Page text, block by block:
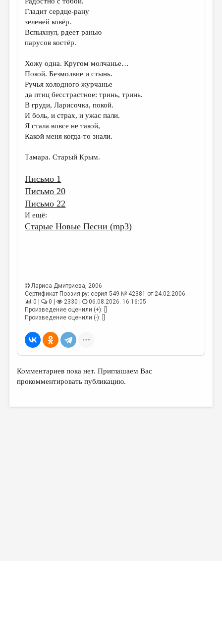
ЛИТЕРАТУРОВЕДЕНИЕ
КУЛЬТУРОВЕДЕНИЕ
ПУБЛИЦИСТИКА
РЕЦЕНЗИРОВАНИЕ
ЦИКЛЫ ПУБЛИКАЦИЙ
ТРЕДИАКОВСКИЙ
МЕДИА
ВКОНТАКТЕ
Гладит сердце-рану
зеленей ковёр.
Вспыхнул, рдеет ранью
парусов костёр.
Хожу одна. Кругом молчанье…
Покой. Безмолвие и стынь.
Ручья холодного журчанье
да птиц бесстрастное: тринь, тринь.
В груди, Ларисочка, покой.
И боль, и страх, и ужас пали.
Я стала вовсе не такой,
Какой меня когда-то знали.
Тамара. Старый Крым.
Письмо 1
Письмо 20
Письмо 22
И ещё:
Старые Новые Песни (mp3)
Лариса Дмитриева, 2006
Сертификат Поэзия.ру: серия 549 № 42381 от 24.02.2006
0 |
0 | 2330 |
06.08.2026. 16:16:05
Произведение оценили (+): []
Произведение оценили (-): []
Комментариев пока нет. Приглашаем Вас
прокомментировать публикацию.